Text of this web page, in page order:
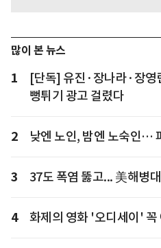
많이 본 뉴스
1
[단독] 유진·장나라·장영
뻥튀기 광고 걸렸다
2 낮엔 노인, 밤엔 노숙인…
3 37도 폭염 뚫고... 美해병
4 화제의 영화 '오디세이' 꼭